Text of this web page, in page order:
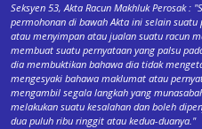
Seksyen 53, Akta Racun Makhluk Perosak :
permohonan di bawah Akta ini selain
atau menyimpan atau jualan suatu racun
membuat suatu pernyataan yang palsu
dia membuktikan bahawa dia tidak
mengesyaki bahawa maklumat atau
mengambil segala langkah yang
melakukan suatu kesalahan dan boleh
dua puluh ribu ringgit atau kedua-duanya."